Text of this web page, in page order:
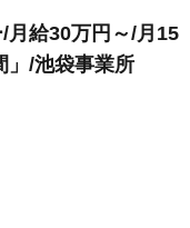
月給30万円～/月15
」/池袋事業所